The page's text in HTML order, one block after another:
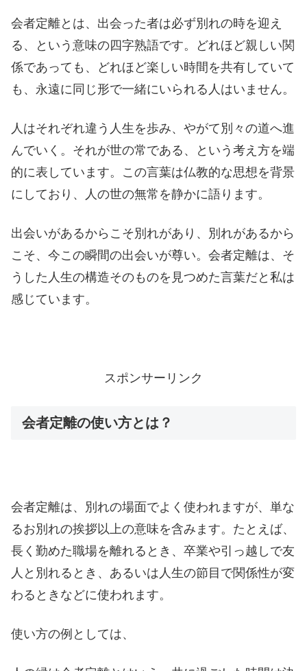
会者定離とは、出会った者は必ず別れの時を迎え
る、という意味の四字熟語です。どれほど親しい関
係であっても、どれほど楽しい時間を共有していて
も、永遠に同じ形で一緒にいられる人はいません。
人はそれぞれ違う人生を歩み、やがて別々の道へ進
んでいく。それが世の常である、という考え方を端
的に表しています。この言葉は仏教的な思想を背景
にしており、人の世の無常を静かに語ります。
出会いがあるからこそ別れがあり、別れがあるから
こそ、今この瞬間の出会いが尊い。会者定離は、そ
うした人生の構造そのものを見つめた言葉だと私は
感じています。
スポンサーリンク
会者定離の使い方とは？
会者定離は、別れの場面でよく使われますが、単な
るお別れの挨拶以上の意味を含みます。たとえば、
長く勤めた職場を離れるとき、卒業や引っ越しで友
人と別れるとき、あるいは人生の節目で関係性が変
わるときなどに使われます。
使い方の例としては、